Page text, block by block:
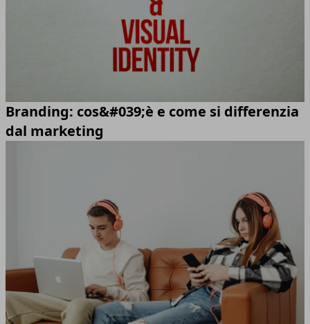
Branding: cos&#039;è e come si differenzia
dal marketing